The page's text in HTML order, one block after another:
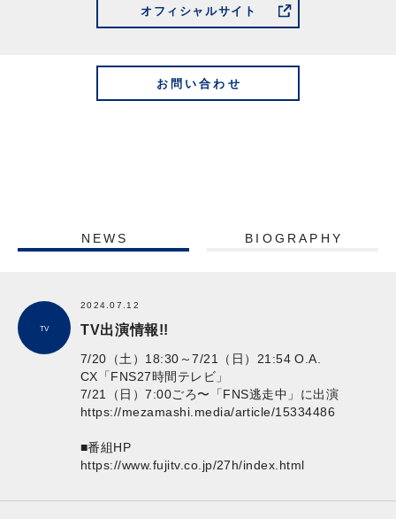
オフィシャルサイト
お問い合わせ
NEWS BIOGRAPHY
TV
2024.07.12
TV出演情報!!
7/20（土）18:30～7/21（日）21:54 O.A.
CX「FNS27時間テレビ」
7/21（日）7:00ごろ〜「FNS逃走中」に出演
https://mezamashi.media/article/15334486
■番組HP
https://www.fujitv.co.jp/27h/index.html